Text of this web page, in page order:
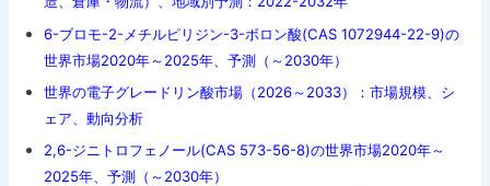
6-ブロモ-2-メチルピリジン-3-ボロン酸(CAS 1072944-22-9)の
世界市場2020年～2025年、予測（～2030年）
世界の電子グレードリン酸市場（2026～2033）：市場規模、シ
ェア、動向分析
2,6-ジニトロフェノール(CAS 573-56-8)の世界市場2020年～
2025年、予測（～2030年）